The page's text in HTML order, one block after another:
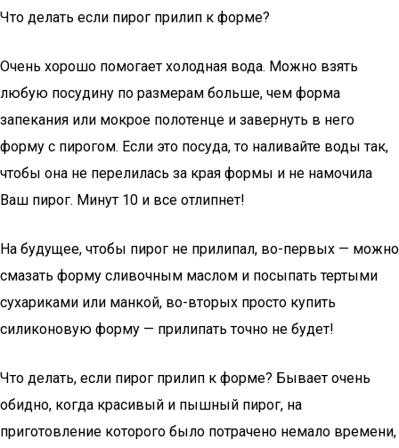
Что делать если пирог прилип к форме?
Очень хорошо помогает холодная вода. Можно взять
любую посудину по размерам больше, чем форма
запекания или мокрое полотенце и завернуть в него
форму с пирогом. Если это посуда, то наливайте воды так,
чтобы она не перелилась за края формы и не намочила
Ваш пирог. Минут 10 и все отлипнет!
На будущее, чтобы пирог не прилипал, во-первых — можно
смазать форму сливочным маслом и посыпать тертыми
сухариками или манкой, во-вторых просто купить
силиконовую форму — прилипать точно не будет!
Что делать, если пирог прилип к форме? Бывает очень
обидно, когда красивый и пышный пирог, на
приготовление которого было потрачено немало времени,